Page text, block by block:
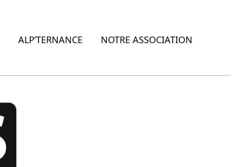
ALP’TERNANCE NOTRE ASSOCIATION